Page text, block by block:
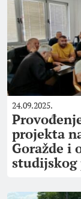
24.09.2025.
projekta
Goražde i
studijskog